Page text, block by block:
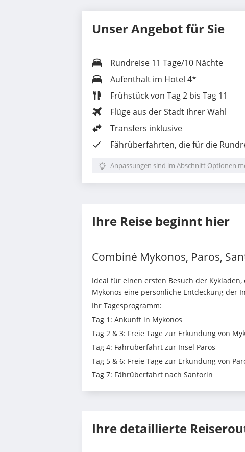
Unser Angebot für Sie
Rundreise 11 Tage/10 Nächte
Aufenthalt im Hotel 4*
Frühstück von Tag 2 bis Tag 11
Flüge aus der Stadt Ihrer Wahl
Transfers inklusive
Fährüberfahrten, die für die
Anpassungen sind im Abschnitt Optionen
Ihre Reise beginnt hier
Combiné Mykonos, Paros,
Ideal für einen ersten Besuch der
Mykonos eine persönliche Entdeckung der
Ihr Tagesprogramm:
Tag 1: Ankunft in Mykonos
Tag 2 & 3: Freie Tage zur Erkundung von
Tag 4: Fährüberfahrt zur Insel Paros
Tag 5 & 6: Freie Tage zur Erkundung von
Tag 7: Fährüberfahrt nach Santorin
Ihre detaillierte